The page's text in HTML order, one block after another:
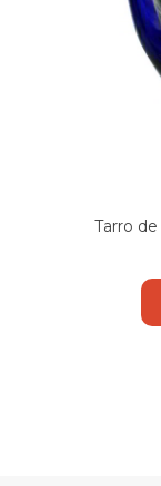
Tarro